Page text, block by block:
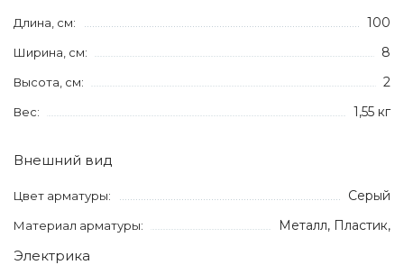
Длина, см: 100
Ширина, см: 8
Высота, см: 2
Вес: 1,55 кг
Внешний вид
Цвет арматуры: Серый
Материал арматуры: Металл, Пластик,
Электрика